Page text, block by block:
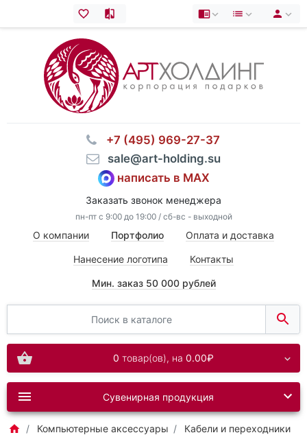
⠀+7 (495) 969-27-37
⠀sale@art-holding.su
написать в MAX
Заказать звонок менеджера
пн-пт с 9:00 до 19:00 / сб-вс - выходной
О компании Портфолио Оплата и доставка
Нанесение логотипа Контакты
Мин. заказ 50 000 рублей
0 товар(ов), на 0.00₽
Сувенирная продукция
Компьютерные аксессуары
Кабели и переходники